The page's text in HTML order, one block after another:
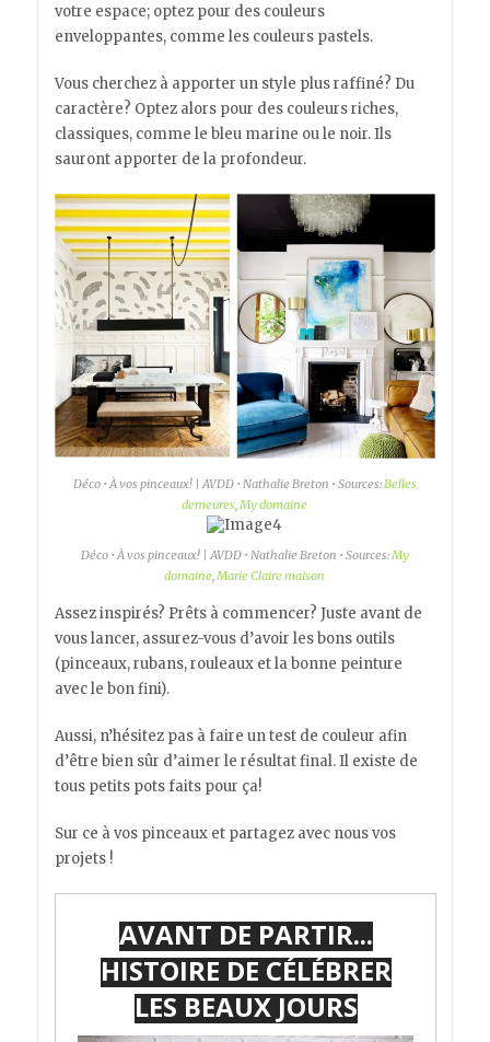
votre espace; optez pour des couleurs
enveloppantes, comme les couleurs pastels.
Vous cherchez à apporter un style plus raffiné? Du
caractère? Optez alors pour des couleurs riches,
classiques, comme le bleu marine ou le noir. Ils
sauront apporter de la profondeur.
Déco • À vos pinceaux! | AVDD • Nathalie Breton • Sources: Belles
demeures ,My domaine
Déco • À vos pinceaux! | AVDD • Nathalie Breton • Sources:My
domaine ,Marie Claire maison
Assez inspirés? Prêts à commencer? Juste avant de
vous lancer, assurez-vous d’avoir les bons outils
(pinceaux, rubans, rouleaux et la bonne peinture
avec le bon fini).
Aussi, n’hésitez pas à faire un test de couleur afin
d’être bien sûr d’aimer le résultat final. Il existe de
tous petits pots faits pour ça!
Sur ce à vos pinceaux et partagez avec nous vos
projets !